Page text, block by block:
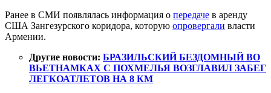
Ранее в СМИ появлялась информация о передаче в аренду
США Зангезурского коридора, которую опровергали власти
Армении.
Другие новости: БРАЗИЛЬСКИЙ БЕЗДОМНЫЙ ВО
ВЬЕТНАМКАХ С ПОХМЕЛЬЯ ВОЗГЛАВИЛ ЗАБЕГ
ЛЕГКОАТЛЕТОВ НА 8 КМ